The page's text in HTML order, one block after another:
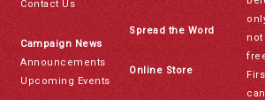
Contact Us
Campaign News
Announcements
Upcoming Events
Spread the Word
Online Store